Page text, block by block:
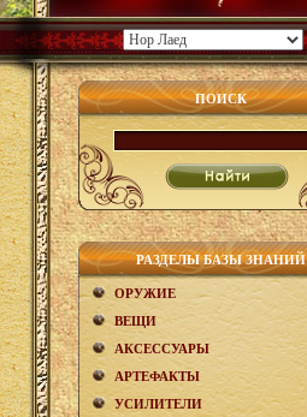
ПОИСК
РАЗДЕЛЫ БАЗЫ ЗНАНИЙ
ОРУЖИЕ
ВЕЩИ
АКCЕСCУАРЫ
АРТЕФАКТЫ
УСИЛИТЕЛИ